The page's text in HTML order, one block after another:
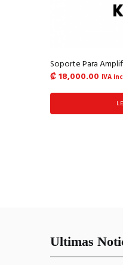
Soporte Para
₡18,000.00 IVA
Ultimas